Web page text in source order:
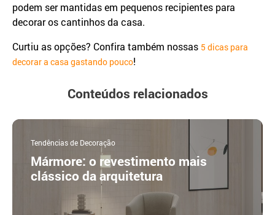
podem ser mantidas em pequenos recipientes para
decorar os cantinhos da casa.
Curtiu as opções? Confira também nossas 5 dicas para
decorar a casa gastando pouco!
Conteúdos relacionados
Tendências de Decoração
Mármore: o revestimento mais
clássico da arquitetura